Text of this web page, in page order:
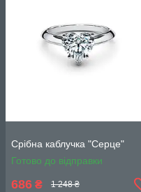
Срібна каблучка "Серце"
Готово до відправки
686 ₴ 1 248 ₴